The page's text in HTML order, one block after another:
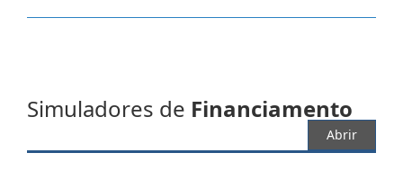
Simuladores de Financiamento
Abrir